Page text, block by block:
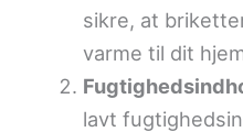
sikre, at
varme til dit
lavt